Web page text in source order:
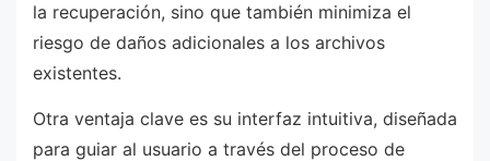
la recuperación, sino que también minimiza el
riesgo de daños adicionales a los archivos
existentes.
Otra ventaja clave es su interfaz intuitiva, diseñada
para guiar al usuario a través del proceso de